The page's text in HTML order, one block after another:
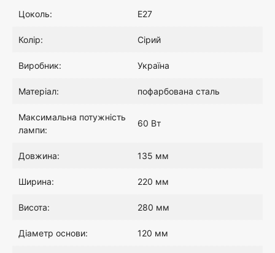
0
.
Цоколь: E27
Колір: Сірий
Виробник: Україна
Матеріал: пофарбована сталь
Максимальна потужність
лампи:
60 Вт
Довжина: 135 мм
Ширина: 220 мм
Висота: 280 мм
Діаметр основи: 120 мм